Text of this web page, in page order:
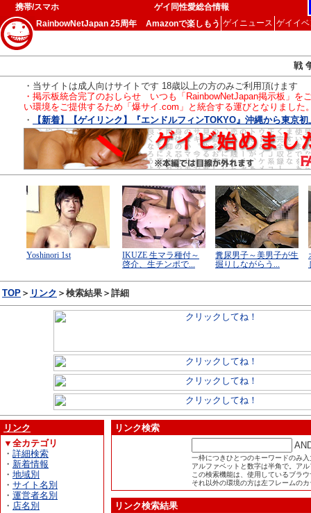
携帯/スマホ
ゲイ同性愛総合情報
RainbowNetJapan 25周年
Amazonで楽しもう ゲイニュース ゲイイ
戦
・当サイトは成人向けサイトです 18歳以上の方のみご利用頂けます
・掲示板統合完了のおしらせ いつも「RainbowNetJapan掲示板」を
い環境をご提供するため「爆サイ.com」と統合する運びとなりました
・
【新着】【ゲイリンク】『エンドルフィンTOKYO』沖縄から東京
TOP ＞ リンク ＞検索結果＞詳細
リンク
▼全カテゴリ
・ 詳細検索
・ 新着情報
・ 地域別
・ サイト名別
・ 運営者名別
・ 店名別
リンク検索
一枠につきひとつのキーワードのみ
アルファベットと数字は半角で。ア
この検索機能は、使用しているブラ
それ以外の環境の方は左フレームの
リンク検索結果